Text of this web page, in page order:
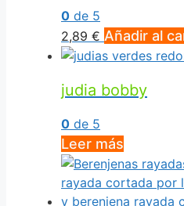
0 de 5
2,89 € Añadir al
judia bobby
0 de 5
Leer más